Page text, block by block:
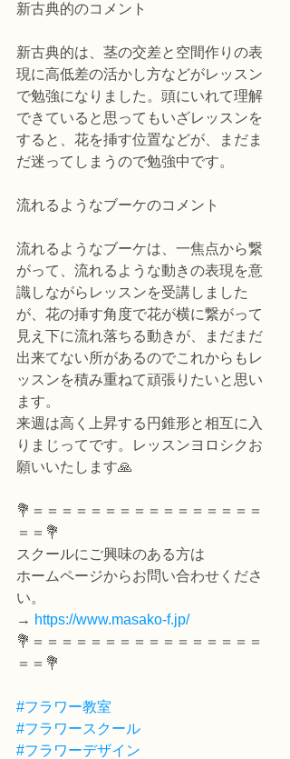
新古典的のコメント
新古典的は、茎の交差と空間作りの表
現に高低差の活かし方などがレッスン
で勉強になりました。頭にいれて理解
できていると思ってもいざレッスンを
すると、花を挿す位置などが、まだま
だ迷ってしまうので勉強中です。
流れるようなブーケのコメント
流れるようなブーケは、一焦点から繋
がって、流れるような動きの表現を意
識しながらレッスンを受講しました
が、花の挿す角度で花が横に繋がって
見え下に流れ落ちる動きが、まだまだ
出来てない所があるのでこれからもレ
ッスンを積み重ねて頑張りたいと思い
ます。
来週は高く上昇する円錐形と相互に入
りまじってです。レッスンヨロシクお
願いいたします🙏
💐＝＝＝＝＝＝＝＝＝＝＝＝＝＝＝＝
＝＝💐
スクールにご興味のある方は
ホームページからお問い合わせくださ
い。
→ https://www.masako-f.jp/
💐＝＝＝＝＝＝＝＝＝＝＝＝＝＝＝＝
＝＝💐
#フラワー教室
#フラワースクール
#フラワーデザイン